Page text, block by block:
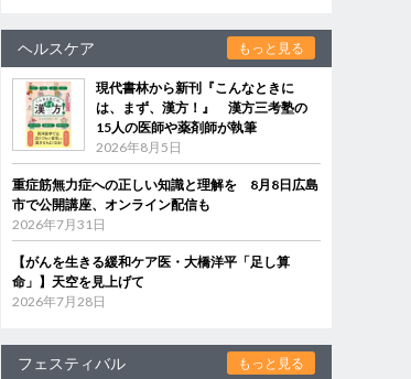
ヘルスケア もっと見る
現代書林から新刊『こんなときに
は、まず、漢方！』 漢方三考塾の
15人の医師や薬剤師が執筆
2026年8月5日
重症筋無力症への正しい知識と理解を 8月8日広島
市で公開講座、オンライン配信も
2026年7月31日
【がんを生きる緩和ケア医・大橋洋平「足し算
命」】天空を見上げて
2026年7月28日
フェスティバル もっと見る